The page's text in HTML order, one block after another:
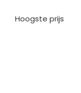
Hoogste prijs